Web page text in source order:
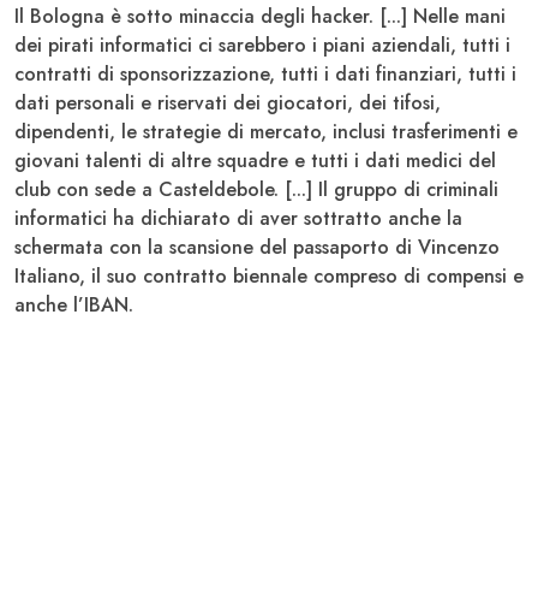
Il Bologna è sotto minaccia degli hacker. [...] Nelle mani
dei pirati informatici ci sarebbero i piani aziendali, tutti i
contratti di sponsorizzazione, tutti i dati finanziari, tutti i
dati personali e riservati dei giocatori, dei tifosi,
dipendenti, le strategie di mercato, inclusi trasferimenti e
giovani talenti di altre squadre e tutti i dati medici del
club con sede a Casteldebole. [...] Il gruppo di criminali
informatici ha dichiarato di aver sottratto anche la
schermata con la scansione del passaporto di Vincenzo
Italiano, il suo contratto biennale compreso di compensi e
anche l’IBAN.